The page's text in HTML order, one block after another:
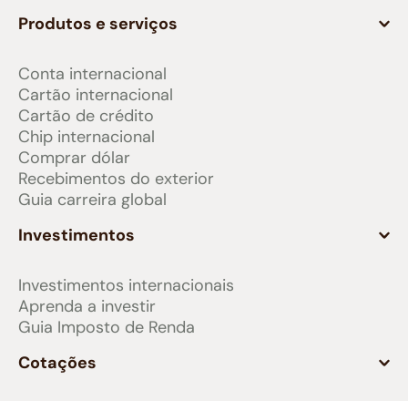
Produtos e serviços
Conta internacional
Cartão internacional
Cartão de crédito
Chip internacional
Comprar dólar
Recebimentos do exterior
Guia carreira global
Investimentos
Investimentos internacionais
Aprenda a investir
Guia Imposto de Renda
Cotações